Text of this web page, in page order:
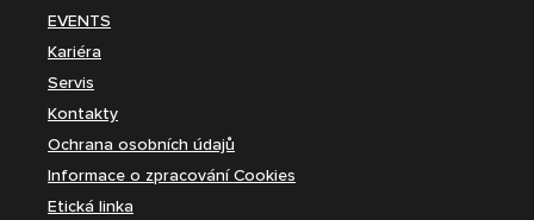
EVENTS
Kariéra
Servis
Kontakty
Ochrana osobních údajů
Informace o zpracování Cookies
Etická linka